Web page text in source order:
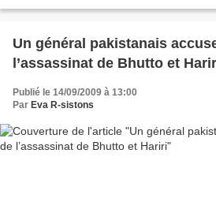
Un général pakistanais
l’assassinat de Bhutto et
Publié le 14/09/2009 à 13:00
Par Eva R-sistons